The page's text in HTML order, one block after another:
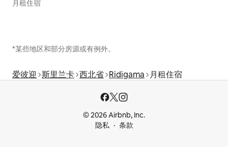
月租住宿
*某些地区和部分房源或有例外。
爱彼迎 斯里兰卡 西北省 Ridigama 月租住宿
© 2026 Airbnb, Inc.
隐私
条款